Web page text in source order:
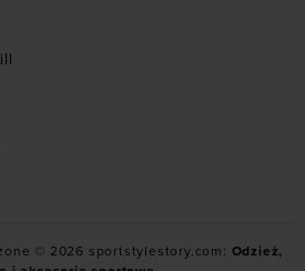
© 2026 sportstylestory.com: Odzież,